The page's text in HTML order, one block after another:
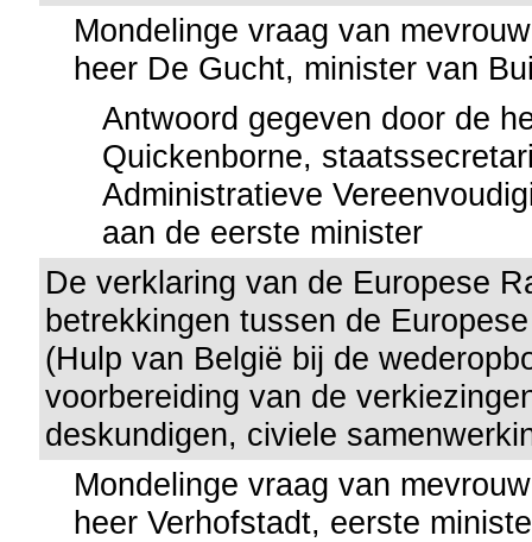
Mondelinge vraag van
heer De Gucht, minister van
Antwoord gegeven door de
Quickenborne,
Administratieve
aan de eerste minister
De verklaring van de Europese
betrekkingen tussen de
(Hulp van België bij de
voorbereiding van de
deskundigen, civiele
Mondelinge vraag van
heer Verhofstadt, eerste